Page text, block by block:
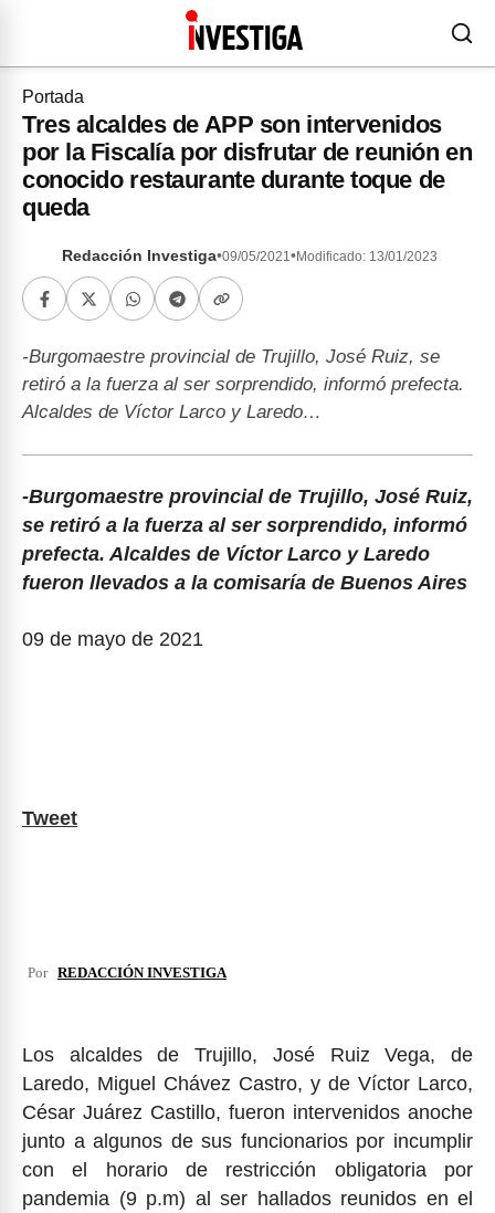
Portada
Tres alcaldes de APP son intervenidos
por la Fiscalía por disfrutar de reunión en
conocido restaurante durante toque de
queda
Redacción Investiga•09/05/2021•Modificado: 13/01/2023
-Burgomaestre provincial de Trujillo, José Ruiz, se
retiró a la fuerza al ser sorprendido, informó prefecta.
Alcaldes de Víctor Larco y Laredo…
-Burgomaestre provincial de Trujillo, José Ruiz,
se retiró a la fuerza al ser sorprendido, informó
prefecta. Alcaldes de Víctor Larco y Laredo
fueron llevados a la comisaría de Buenos Aires
09 de mayo de 2021
Tweet
Por REDACCIÓN INVESTIGA
Los alcaldes de Trujillo, José Ruiz Vega, de
Laredo, Miguel Chávez Castro, y de Víctor Larco,
César Juárez Castillo, fueron intervenidos anoche
junto a algunos de sus funcionarios por incumplir
con el horario de restricción obligatoria por
pandemia (9 p.m) al ser hallados reunidos en el